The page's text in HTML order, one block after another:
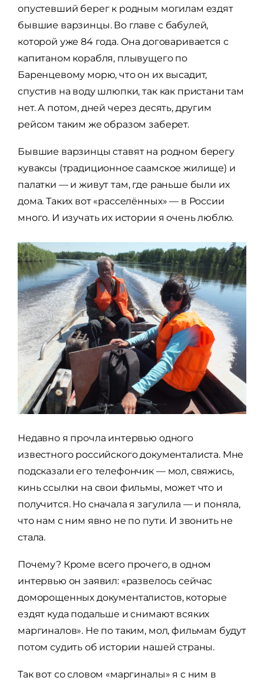
опустевший берег к родным могилам ездят
бывшие варзинцы. Во главе с бабулей,
которой уже 84 года. Она договаривается с
капитаном корабля, плывущего по
Баренцевому морю, что он их высадит,
спустив на воду шлюпки, так как пристани там
нет. А потом, дней через десять, другим
рейсом таким же образом заберет.
Бывшие варзинцы ставят на родном берегу
куваксы (традиционное саамское жилище) и
палатки — и живут там, где раньше были их
дома. Таких вот «расселённых» — в России
много. И изучать их истории я очень люблю.
Недавно я прочла интервью одного
известного российского документалиста. Мне
подсказали его телефончик — мол, свяжись,
кинь ссылки на свои фильмы, может что и
получится. Но сначала я загулила — и поняла,
что нам с ним явно не по пути. И звонить не
стала.
Почему? Кроме всего прочего, в одном
интервью он заявил: «развелось сейчас
доморощенных документалистов, которые
ездят куда подальше и снимают всяких
маргиналов». Не по таким, мол, фильмам будут
потом судить об истории нашей страны.
Так вот со словом «маргиналы» я с ним в